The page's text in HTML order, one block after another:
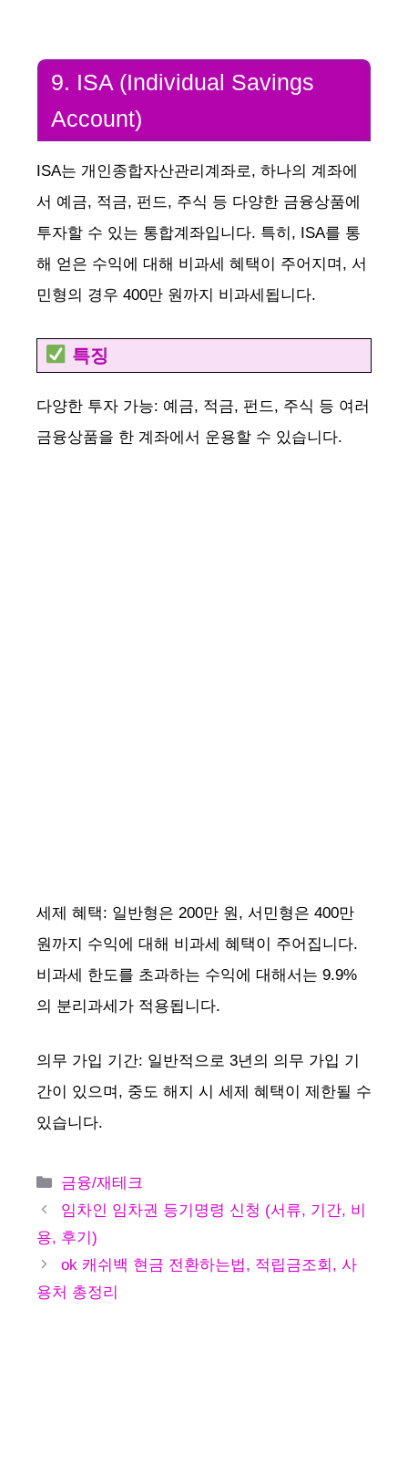
9. ISA (Individual Savings
Account)
ISA는 개인종합자산관리계좌로, 하나의 계좌에
서 예금, 적금, 펀드, 주식 등 다양한 금융상품에
투자할 수 있는 통합계좌입니다. 특히, ISA를 통
해 얻은 수익에 대해 비과세 혜택이 주어지며, 서
민형의 경우 400만 원까지 비과세됩니다.
특징
다양한 투자 가능: 예금, 적금, 펀드, 주식 등 여러
금융상품을 한 계좌에서 운용할 수 있습니다.
세제 혜택: 일반형은 200만 원, 서민형은 400만
원까지 수익에 대해 비과세 혜택이 주어집니다.
비과세 한도를 초과하는 수익에 대해서는 9.9%
의 분리과세가 적용됩니다.
의무 가입 기간: 일반적으로 3년의 의무 가입 기
간이 있으며, 중도 해지 시 세제 혜택이 제한될 수
있습니다.
카
테
리
금융/재테크
임차인 임차권 등기명령 신청 (서류, 기간, 비
용, 후기)
ok 캐쉬백 현금 전환하는법, 적립금조회, 사
용처 총정리